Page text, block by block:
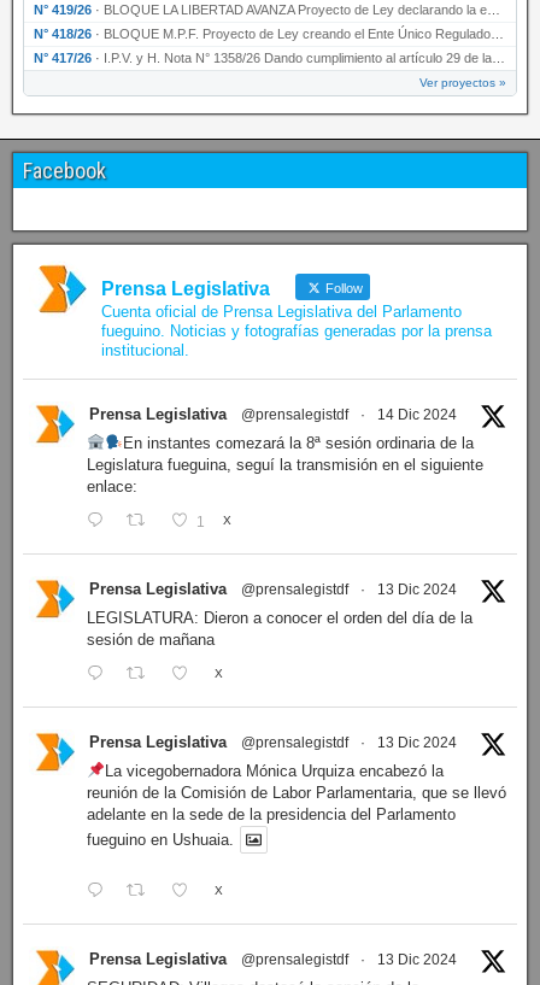
N° 419/26 · BLOQUE LA LIBERTAD AVANZA Proyecto de Ley declarando la esencialidad del servicio educativ…
N° 418/26 · BLOQUE M.P.F. Proyecto de Ley creando el Ente Único Regulador de servicios públicos de la …
N° 417/26 · I.P.V. y H. Nota N° 1358/26 Dando cumplimiento al artículo 29 de la Ley provincial N° 1399…
Ver proyectos »
Facebook
Prensa Legislativa Follow
Cuenta oficial de Prensa Legislativa del Parlamento
fueguino. Noticias y fotografías generadas por la prensa
institucional.
Prensa Legislativa @prensalegistdf · 14 Dic 2024
En instantes comezará la 8ª sesión ordinaria de la
Legislatura fueguina, seguí la transmisión en el siguiente
enlace:
1 X
Prensa Legislativa @prensalegistdf · 13 Dic 2024
LEGISLATURA: Dieron a conocer el orden del día de la
sesión de mañana
X
Prensa Legislativa @prensalegistdf · 13 Dic 2024
La vicegobernadora Mónica Urquiza encabezó la
reunión de la Comisión de Labor Parlamentaria, que se llevó
adelante en la sede de la presidencia del Parlamento
fueguino en Ushuaia.
X
Prensa Legislativa @prensalegistdf · 13 Dic 2024